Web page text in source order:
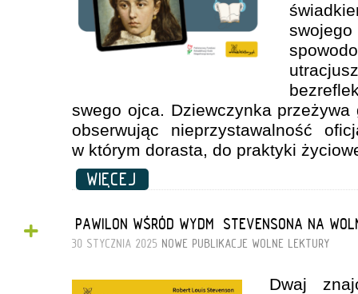
swego ojca. Dziewczynka przeżywa
obserwując nieprzystawalność
w którym dorasta, do praktyki
WIĘCEJ
+ „PAWILON WŚRÓD WYDM” STEVENSONA NA
30 STYCZNIA 2025 NOWE PUBLIKACJE WOLNE LEKTURY
Dwaj